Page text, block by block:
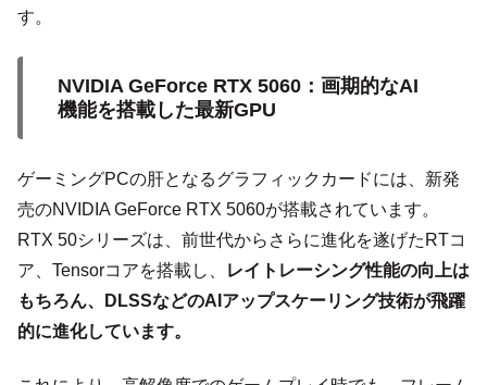
す。
NVIDIA GeForce RTX 5060：画期的なAI
機能を搭載した最新GPU
ゲーミングPCの肝となるグラフィックカードには、新発
売のNVIDIA GeForce RTX 5060が搭載されています。
RTX 50シリーズは、前世代からさらに進化を遂げたRTコ
ア、Tensorコアを搭載し、
レイトレーシング性能の向上は
もちろん、DLSSなどのAIアップスケーリング技術が飛躍
的に進化しています。